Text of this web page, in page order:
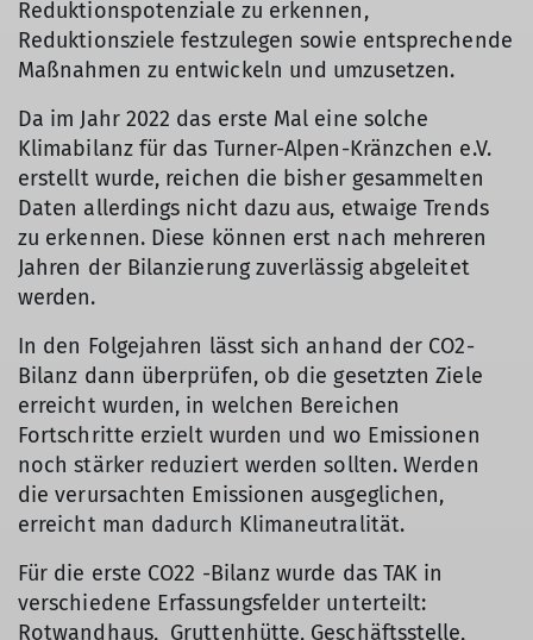
Reduktionspotenziale zu erkennen,
Reduktionsziele festzulegen sowie entsprechende
Maßnahmen zu entwickeln und umzusetzen.
Da im Jahr 2022 das erste Mal eine solche
Klimabilanz für das Turner-Alpen-Kränzchen e.V.
erstellt wurde, reichen die bisher gesammelten
Daten allerdings nicht dazu aus, etwaige Trends
zu erkennen. Diese können erst nach mehreren
Jahren der Bilanzierung zuverlässig abgeleitet
werden.
In den Folgejahren lässt sich anhand der CO2-
Bilanz dann überprüfen, ob die gesetzten Ziele
erreicht wurden, in welchen Bereichen
Fortschritte erzielt wurden und wo Emissionen
noch stärker reduziert werden sollten. Werden
die verursachten Emissionen ausgeglichen,
erreicht man dadurch Klimaneutralität.
Für die erste CO22 -Bilanz wurde das TAK in
verschiedene Erfassungsfelder unterteilt:
Rotwandhaus, Gruttenhütte, Geschäftsstelle,